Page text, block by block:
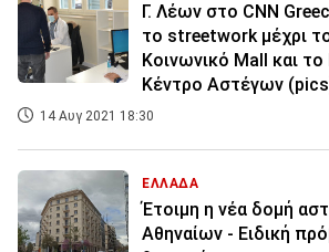
Γ. Λέων στο CNN
το streetwork μέχρι
Κοινωνικό Mall και
Κέντρο Αστέγων
14 Αυγ 2021 18:30
ΕΛΛΑΔΑ
Έτοιμη η νέα δομή
Αθηναίων - Ειδική